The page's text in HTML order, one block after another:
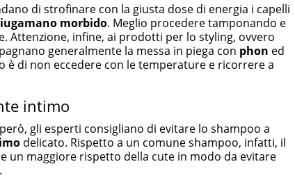
di strofinare con la giusta dose di energia i capelli
morbido. Meglio procedere tamponando e
Attenzione, infine, ai prodotti per lo styling, ovvero
generalmente la messa in piega con phon ed
è di non eccedere con le temperature e ricorrere a
intimo
gli esperti consigliano di evitare lo shampoo a
delicato. Rispetto a un comune shampoo, infatti, il
un maggiore rispetto della cute in modo da evitare